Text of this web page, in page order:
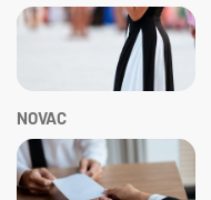
NOVAC